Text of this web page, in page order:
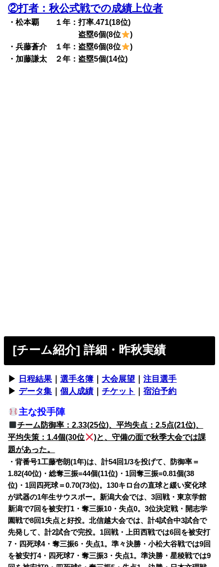
②打者：秋公式戦での成績上位者
・松本覇 １年：打率.471(18位)
盗塁6個(8位
)
・兵藤蒼介 １年：盗塁6個(8位
)
・加藤謙太 ２年：盗塁5個(14位)
[チーム紹介] 詳細・昨秋実績
▶︎ 日程結果｜選手名簿 大会展望 ｜注目選手
▶︎ データ集 ｜個人成績｜チケット ｜宿泊予約
主な投手陣
チーム防御率：2.33(25位)、平均失点：2.5点(21位)、
平均失策：1.4個(30位
)と、守備の面で秋季大会では課
題があった。
・背番号1工藤壱朗(1年)は、計54回1/3を投げて、防御率＝
1.82(40位)・総奪三振=44個(11位)・1回奪三振=0.81個(38
位)・1回四死球＝0.70(73位)。130キロ台の直球と緩い変化球
が武器の1年生サウスポー。新潟大会では、3回戦・東京学館
新潟で7回を被安打1・奪三振10・失点0。3位決定戦・開志学
園戦で8回1失点と好投。北信越大会では、計4試合中3試合で
先発して、計2試合で完投。1回戦・上田西戦では6回を被安打
7・四死球4・奪三振6・失点1。準々決勝・小松大谷戦では9回
を被安打4・四死球7・奪三振3・失点1。準決勝・星稜戦では9